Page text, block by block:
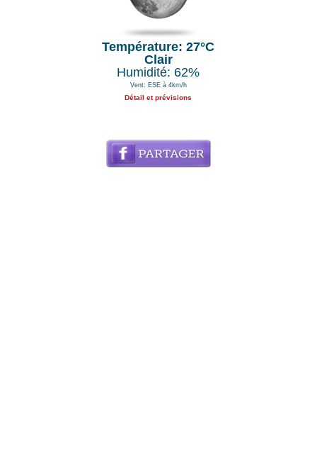
Température: 27°C
Clair
Humidité: 62%
Vent: ESE à 4km/h
Détail et prévisions